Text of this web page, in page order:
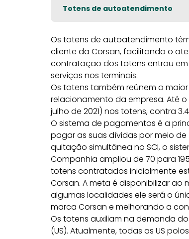
Totens de autoatendimento
Os totens de autoatendimento
cliente da Corsan, facilitando o
contratação dos totens entrou em
serviços nos terminais.
Os totens também reúnem o
relacionamento da empresa. Até
julho de 2021) nos totens, contra
O sistema de pagamentos é a
pagar as suas dívidas por meio
quitação simultânea no SCI, o
Companhia ampliou de 70 para
totens contratados inicialmente
Corsan. A meta é disponibilizar
algumas localidades ele será o
marca Corsan e melhorando a
Os totens auxiliam na demanda
(US). Atualmente, todas as US